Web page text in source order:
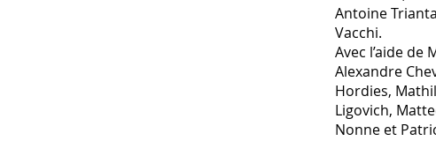
Antoine
Vacchi.
Avec l’aide de
Alexandre
Hordies,
Ligovich,
Nonne et